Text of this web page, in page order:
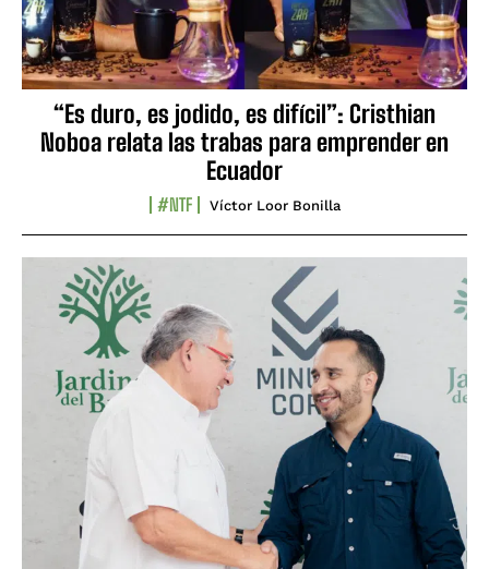
“Es duro, es jodido, es difícil”: Cristhian
Noboa relata las trabas para emprender en
Ecuador
#NTF Víctor Loor Bonilla